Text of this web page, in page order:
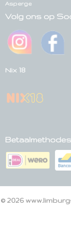
Asperge
Volg ons op
Nix 18
Betaalmethodes
© 2026